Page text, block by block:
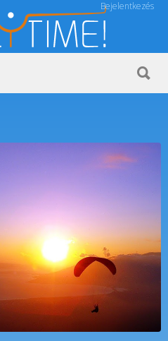
Bejelentkezés